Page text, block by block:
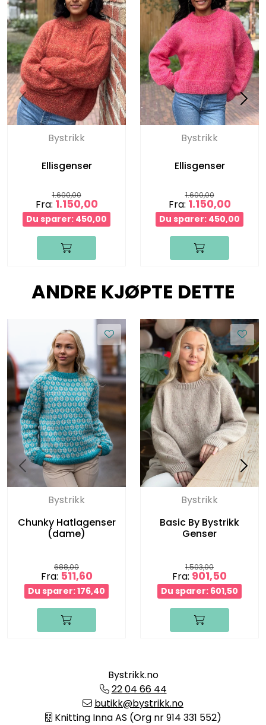
Bystrikk
Ellisgenser
1.600,00
Fra: 1.150,00
Du sparer: 450,00
Bystrikk
Ellisgenser
1.600,00
Fra: 1.150,00
Du sparer: 450,00
ANDRE KJØPTE DETTE
Bystrikk
Chunky Hatlagenser
(dame)
688,00
Fra: 511,60
Du sparer: 176,40
Bystrikk
Basic By Bystrikk
Genser
1.503,00
Fra: 901,50
Du sparer: 601,50
Bystrikk.no
22 04 66 44
butikk@bystrikk.no
Knitting Inna AS (Org nr 914 331 552)